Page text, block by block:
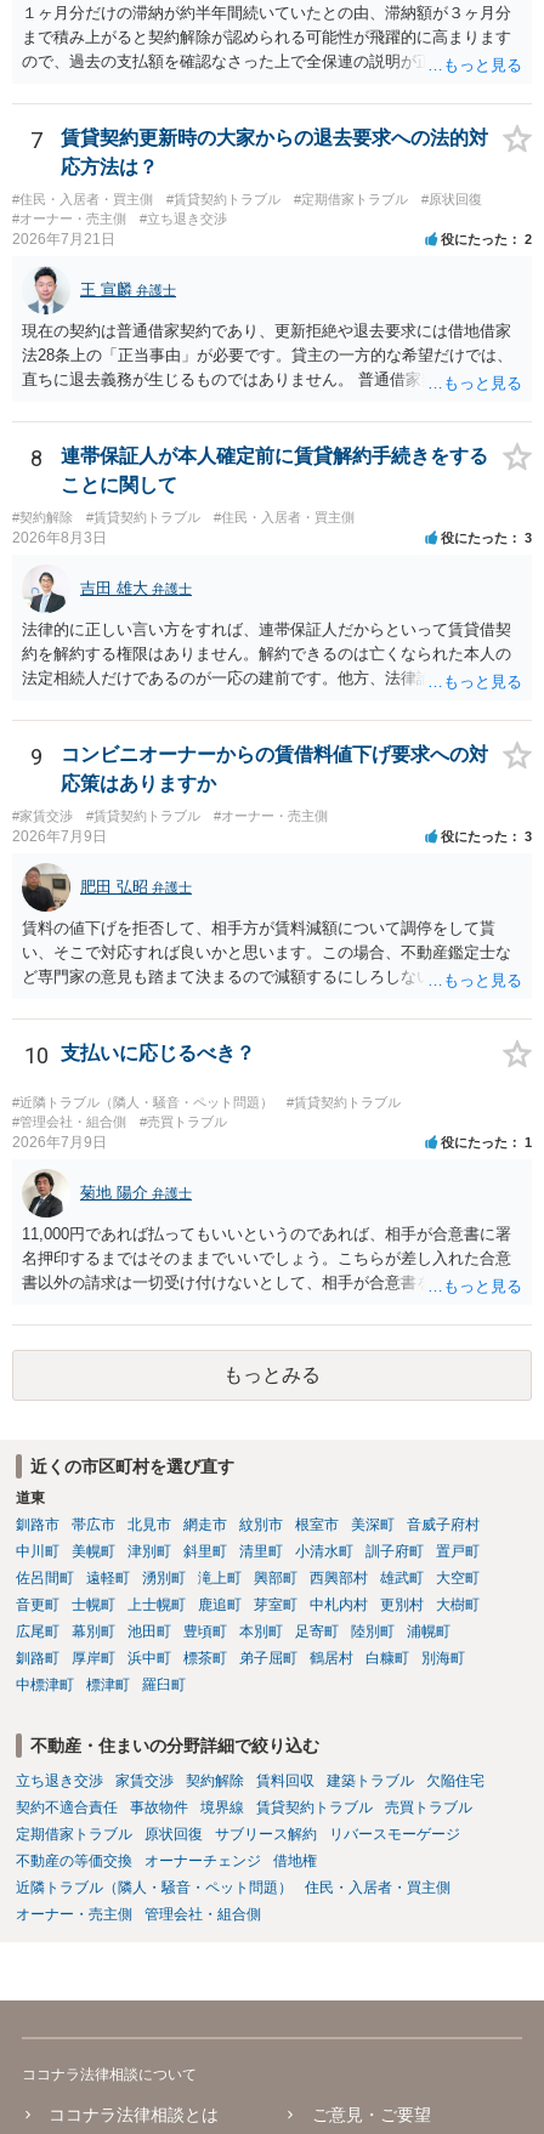
１ヶ月分だけの滞納が約半年間続いていたとの由、滞納額が３ヶ月分
まで積み上がると契約解除が認められる可能性が飛躍的に高まります
ので、過去の支払額を確認なさった上で全保連の説明が正しければ、
た理由は気になるところですが、中身のある返答は期待できないと思
います。
7
賃貸契約更新時の大家からの退去要求への法的対
応方法は？
#住民・入居者・買主側 #賃貸契約トラブル #定期借家トラブル
#原状回復
#オーナー・売主側
#立ち退き交渉
2026年7月21日 役にたった 2
王 宣麟 弁護士
現在の契約は普通借家契約であり、更新拒絶や退去要求には借地借家
法28条上の「正当事由」が必要です。貸主の一方的な希望だけでは、
直ちに退去義務が生じるものではありません。 普通借家契約から定期
新たな定期借家契約を締結する形になりますが、これは任意の合意が
前提であり、借主が同意しなければ成立しません。 12年間の居住実
績、子どもの学校や地域とのつながり、転居費用の準備が困難な事情
などは、借主側の強い居住継続の必要性として正当事由判断において
重視される要素ですので、貸主側にかなり具体的な事情と立退料など
がない限り、更新拒絶が認められるハードルは一般的に高いと考えら
れます。 建物が未登記であること自体は、賃貸借契約の有効性を直ち
に否定するものではなく、引渡しがされていれば賃貸借の効力は原則
有効とされています。 今後の交渉では、①現在は普通借家契約が継続
しており定期借家への変更に合意していないこと、②貸主側の事情
（誰が所有者で誰が実際に住む予定か等）を具体的に書面で説明して
ほしいこと、③自分たちの居住継続の必要性を丁寧に伝えること、を
基本方針としたうえで、仮に一定時期の退去を検討する場合には、立
退料・引越費用・原状回復費用負担などの条件を明確にした書面を作
成することが重要です。 契約書では、更新条項・解除条項・期間の定
め・定期借家に関する記載の有無、これまでの更新時の合意内容
（「今回で最後」などの文言）が、借主不利な特約として無効になり
得るかどうかも含めて検討ポイントになりますので、署名押印前に内
容を十分に確認し、不明点は弁護士に相談することをおすすめしま
す。
8
連帯保証人が本人確定前に賃貸解約手続きをする
ことに関して
#契約解除 #賃貸契約トラブル #住民・入居者・買主側
2026年8月3日 役にたった 3
吉田 雄大 弁護士
法律的に正しい言い方をすれば、連帯保証人だからといって賃貸借契
約を解約する権限はありません。解約できるのは亡くなられた本人の
法定相続人だけであるのが一応の建前です。他方、法律論はさてお
する動機づけがなくなります。 今回進められつつある手続はあくまで
も、建物を賃貸人に一日も早く明け渡すための便宜的方法として理解
するのが良いと思います。またその方法で進めた方が、連帯保証人で
あるお知り合いさんにとっても、自身の経済的負担を最小限に食い止
められるため望ましいやり方だといえます。
9
コンビニオーナーからの賃借料値下げ要求への対
応策はありますか
#家賃交渉 #賃貸契約トラブル #オーナー・売主側
2026年7月9日 役にたった 3
肥田 弘昭 弁護士
賃料の値下げを拒否して、相手方が賃料減額について調停をして貰
い、そこで対応すれば良いかと思います。この場合、不動産鑑定士な
ど専門家の意見も踏まて決まるので減額するにしろしないにしろ公平
否すればよいだけです。ご参考にしてください。
10 支払いに応じるべき？
#近隣トラブル（隣人・騒音・ペット問題）
#賃貸契約トラブル
#管理会社・組合側
#売買トラブル
2026年7月9日 役にたった 1
菊地 陽介 弁護士
11,000円であれば払ってもいいというのであれば、相手が合意書に署
名押印するまではそのままでいいでしょう。こちらが差し入れた合意
書以外の請求は一切受け付けないとして、相手が合意書を作成するま
入れてしまっているということなので、もし11,000円の支払い合意も
撤回したいというのであれば、できれば内容証明で先方の支払いの請
求について一切応じるつもりがない旨を書面で伝えたうえで、先に差
し入れた合意書は撤回すると明確に示す必要があります。
もっとみる
近くの市区町村を選び直す
道東
釧路市
帯広市 北見市 網走市 紋別市 根室市 美深町
音威子府村
中川町
美幌町 津別町 斜里町 清里町 小清水町 訓子府町
置戸町
佐呂間町
遠軽町 湧別町 滝上町 興部町 西興部村 雄武町
大空町
音更町
士幌町 上士幌町 鹿追町 芽室町 中札内村 更別村
大樹町
広尾町
幕別町 池田町 豊頃町 本別町 足寄町 陸別町
浦幌町
釧路町
厚岸町 浜中町 標茶町 弟子屈町 鶴居村 白糠町
別海町
中標津町
標津町 羅臼町
不動産・住まいの分野詳細で絞り込む
立ち退き交渉 家賃交渉 契約解除 賃料回収 建築トラブル
欠陥住宅
契約不適合責任
事故物件 境界線 賃貸契約トラブル
売買トラブル
定期借家トラブル
原状回復 サブリース解約
リバースモーゲージ
不動産の等価交換
オーナーチェンジ
借地権
近隣トラブル（隣人・騒音・ペット問題）
住民・入居者・買主側
オーナー・売主側
管理会社・組合側
ココナラ法律相談について
ココナラ法律相談とは ご意見・ご要望